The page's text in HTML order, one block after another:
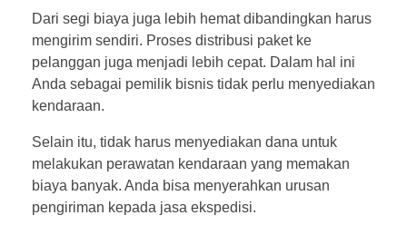
Dari segi biaya juga lebih hemat dibandingkan harus
mengirim sendiri. Proses distribusi paket ke
pelanggan juga menjadi lebih cepat. Dalam hal ini
Anda sebagai pemilik bisnis tidak perlu menyediakan
kendaraan.
Selain itu, tidak harus menyediakan dana untuk
melakukan perawatan kendaraan yang memakan
biaya banyak. Anda bisa menyerahkan urusan
pengiriman kepada jasa ekspedisi.